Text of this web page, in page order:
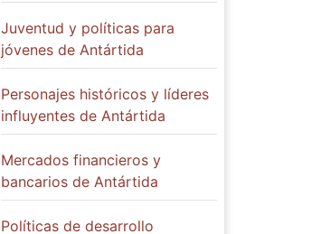
Juventud y políticas para
jóvenes de Antártida
Personajes históricos y líderes
influyentes de Antártida
Mercados financieros y
bancarios de Antártida
Políticas de desarrollo